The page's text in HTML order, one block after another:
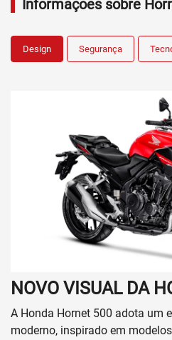
Informações sobre
Design Segurança
NOVO VISUAL DA
A Honda Hornet 500 adota um
moderno, inspirado em